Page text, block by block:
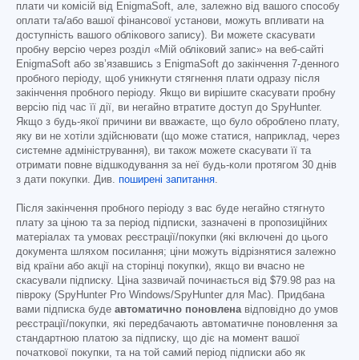
плати чи комісій від EnigmaSoft, але, залежно від вашого способу
оплати та/або вашої фінансової установи, можуть впливати на
доступність вашого облікового запису). Ви можете скасувати
пробну версію через розділ «Мій обліковий запис» на веб-сайті
EnigmaSoft або зв’язавшись з EnigmaSoft до закінчення 7-денного
пробного періоду, щоб уникнути стягнення плати одразу після
закінчення пробного періоду. Якщо ви вирішите скасувати пробну
версію під час її дії, ви негайно втратите доступ до SpyHunter.
Якщо з будь-якої причини ви вважаєте, що було оброблено плату,
яку ви не хотіли здійснювати (що може статися, наприклад, через
системне адміністрування), ви також можете скасувати її та
отримати повне відшкодування за неї будь-коли протягом 30 днів
з дати покупки. Див. поширені запитання.
Після закінчення пробного періоду з вас буде негайно стягнуто
плату за ціною та за період підписки, зазначені в пропозиційних
матеріалах та умовах реєстрації/покупки (які включені до цього
документа шляхом посилання; ціни можуть відрізнятися залежно
від країни або акції на сторінці покупки), якщо ви вчасно не
скасували підписку. Ціна зазвичай починається від $79.98 раз на
півроку (SpyHunter Pro Windows/SpyHunter для Mac). Придбана
вами підписка буде автоматично поновленавідповідно до умов
реєстрації/покупки, які передбачають автоматичне поновлення за
стандартною платою за підписку, що діє на момент вашої
початкової покупки, та на той самий період підписки або як